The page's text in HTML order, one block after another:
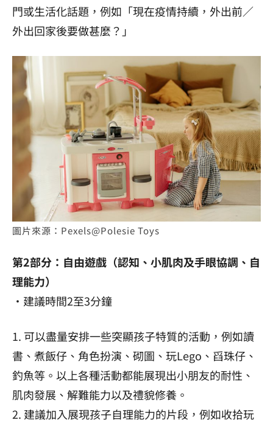
門或生活化話題，例如「現在疫情持續，外出前／
外出回家後要做甚麼？」
圖片來源：Pexels@Polesie Toys
第2部分：自由遊戲（認知、小肌肉及手眼協調、自
理能力）
・建議時間2至3分鐘
1. 可以盡量安排一些突顯孩子特質的活動，例如讀
書、煮飯仔、角色扮演、砌圖、玩Lego、舀珠仔、
釣魚等。以上各種活動都能展現出小朋友的耐性、
肌肉發展、解難能力以及禮貌修養。
2. 建議加入展現孩子自理能力的片段，例如收拾玩